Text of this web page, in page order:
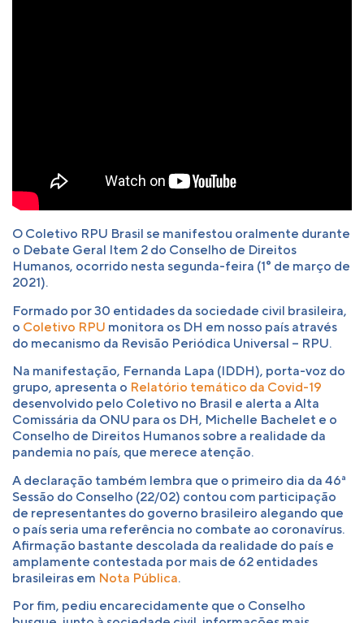
O Coletivo RPU Brasil se manifestou oralmente durante
o Debate Geral Item 2 do Conselho de Direitos
Humanos, ocorrido nesta segunda-feira (1° de março de
2021).
Formado por 30 entidades da sociedade civil brasileira,
o Coletivo RPU monitora os DH em nosso país através
do mecanismo da Revisão Periódica Universal – RPU.
Na manifestação, Fernanda Lapa (IDDH), porta-voz do
grupo, apresenta o Relatório temático da Covid-19
desenvolvido pelo Coletivo no Brasil e alerta a Alta
Comissária da ONU para os DH, Michelle Bachelet e o
Conselho de Direitos Humanos sobre a realidade da
pandemia no país, que merece atenção.
A declaração também lembra que o primeiro dia da 46ª
Sessão do Conselho (22/02) contou com participação
de representantes do governo brasileiro alegando que
o país seria uma referência no combate ao coronavírus.
Afirmação bastante descolada da realidade do país e
amplamente contestada por mais de 62 entidades
brasileiras em Nota Pública.
Por fim, pediu encarecidamente que o Conselho